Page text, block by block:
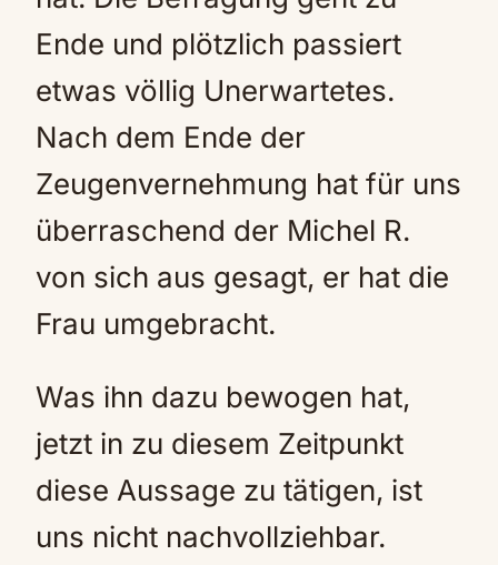
Ende und plötzlich passiert
etwas völlig Unerwartetes.
Nach dem Ende der
Zeugenvernehmung hat für uns
überraschend der Michel R.
von sich aus gesagt, er hat die
Frau umgebracht.
Was ihn dazu bewogen hat,
jetzt in zu diesem Zeitpunkt
diese Aussage zu tätigen, ist
uns nicht nachvollziehbar.